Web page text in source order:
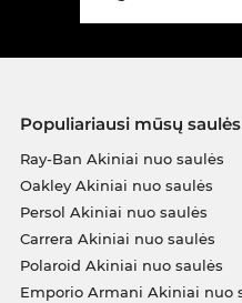
Populiariausi mūsų
Ray-Ban Akiniai nuo saulės
Oakley Akiniai nuo saulės
Persol Akiniai nuo saulės
Carrera Akiniai nuo saulės
Polaroid Akiniai nuo saulės
Emporio Armani Akiniai nuo